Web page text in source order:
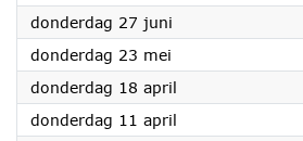
donderdag 27 juni
donderdag 23 mei
donderdag 18 april
donderdag 11 april